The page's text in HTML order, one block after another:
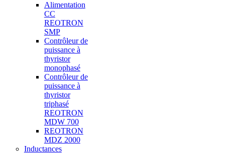
Alimentation
CC
REOTRON
SMP
Contrôleur de
puissance à
thyristor
monophasé
Contrôleur de
puissance à
thyristor
triphasé
REOTRON
MDW 700
REOTRON
MDZ 2000
Inductances